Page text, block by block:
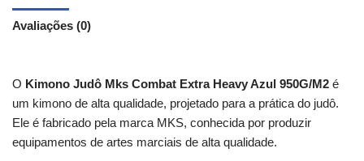
Avaliações (0)
O Kimono Judô Mks Combat Extra Heavy Azul 950G/M2 é
um kimono de alta qualidade, projetado para a prática do judô.
Ele é fabricado pela marca MKS, conhecida por produzir
equipamentos de artes marciais de alta qualidade.